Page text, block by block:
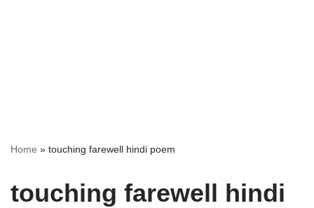
Home » touching farewell hindi poem
touching farewell hindi